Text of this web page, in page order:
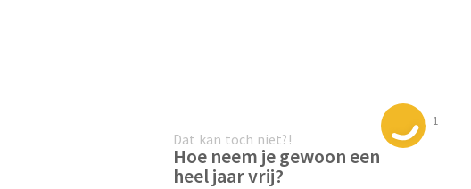
1
Dat kan toch niet?!
Hoe neem je gewoon een
heel jaar vrij?